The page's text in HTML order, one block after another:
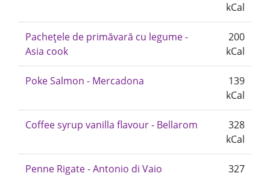
kCal
Pachețele de primăvară cu legume -
Asia cook
200
kCal
Poke Salmon - Mercadona
139
kCal
Coffee syrup vanilla flavour - Bellarom
328
kCal
Penne Rigate - Antonio di Vaio
327